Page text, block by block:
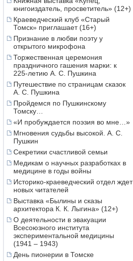
книгоиздатель, просветитель» (12+)
Краеведческий клуб «Старый
Томск» приглашает (16+)
Признание в любви поэту у
открытого микрофона
Торжественная церемония
праздничного гашения марки: к
225-летию А. С. Пушкина
Путешествие по страницам сказок
А. С. Пушкина
Пройдемся по Пушкинскому
Томску…
«И пробуждается поэзия во мне…»
Мгновения судьбы высокой. А. С.
Пушкин
Секретики счастливой семьи
Медикам о научных разработках в
медицине в годы войны
Историко-краеведческий отдел ждет
новых читателей
Выставка «Былины и сказы
архитектора К. К. Лыгина» (12+)
О деятельности в эвакуации
Всесоюзного института
экспериментальной медицины
(1941 – 1943)
День пионерии в Томске